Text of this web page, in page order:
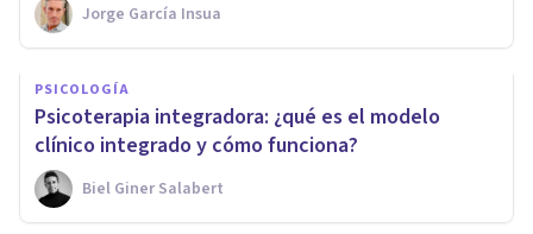
Jorge García Insua
PSICOLOGÍA
Psicoterapia integradora: ¿qué es el modelo
clínico integrado y cómo funciona?
Biel Giner Salabert